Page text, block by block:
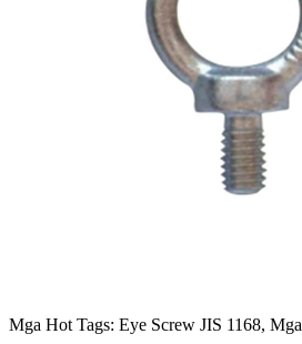
Mga Hot Tags: Eye Screw JIS 1168,